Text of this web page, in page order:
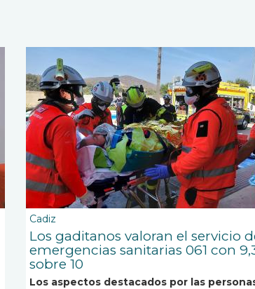
Cadiz
Los gaditanos valoran el servicio
emergencias sanitarias 061 con
sobre 10
Los aspectos destacados por las